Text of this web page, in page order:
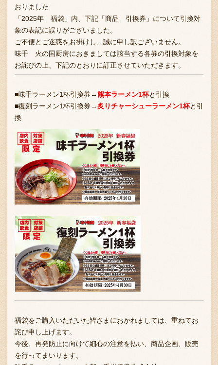
おりました
「2025年 福袋」内、下記「商品 引換券」について引換対
象の表記に誤りがございました。
ご不便とご迷惑をお掛けし、誠に申し訳ございません。
味千 火の国厨房におきましては該当する各券の引換対象を
お詫びの上、下記のとおりに訂正させていただきます。
■味千ラーメン1杯引換券→熊本ラーメン1杯と引換
■復刻ラーメン1杯引換券→炙りチャーシューラーメン1杯と引
換
福袋をご購入いただいた皆さまにおかれましては、重ねてお
詫び申し上げます。
今後、再発防止に向けて細心の注意を払い、商品企画、販売
を行ってまいります。